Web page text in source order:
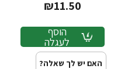
₪11.50
הוסף
לעגלה
האם יש לך שאלה?